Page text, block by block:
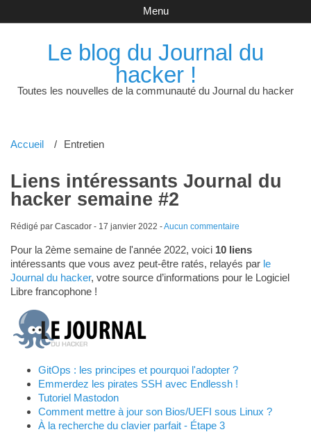
Le blog du Journal du
hacker !
Toutes les nouvelles de la communauté du Journal du hacker
Menu
Accueil Entretien
Liens intéressants Journal du
hacker semaine #2
Rédigé par Cascador - 17 janvier 2022 -Aucun commentaire
Pour la 2ème semaine de l'année 2022, voici 10 liens
intéressants que vous avez peut-être ratés, relayés par le
Journal du hacker, votre source d’informations pour le Logiciel
Libre francophone !
GitOps : les principes et pourquoi l'adopter ?
Emmerdez les pirates SSH avec Endlessh !
Tutoriel Mastodon
Comment mettre à jour son Bios/UEFI sous Linux ?
À la recherche du clavier parfait - Étape 3